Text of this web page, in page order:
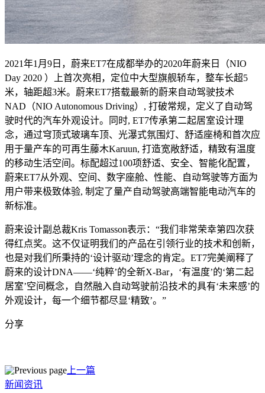
2021年1月9日，蔚来ET7在成都举办的2020年蔚来日（NIO
Day 2020 ）上首次亮相，定位中大型旗舰轿车，整车长超5
米，轴距超3米。蔚来ET7搭载最新的蔚来自动驾驶技术
NAD（NIO Autonomous Driving）, 打破常规，定义了自动驾
驶时代的汽车外观设计。同时, ET7传承第二起居室设计理
念，通过穹顶式玻璃车顶、光瀑式氛围灯、舒适座椅和首次应
用于量产车的可再生藤木Karuun, 打造宽敞舒适，精致有温度
的移动生活空间。标配超过100项舒适、安全、智能化配置，
蔚来ET7从外观、空间、数字座舱、性能、自动驾驶等方面为
用户带来极致体验, 制定了量产自动驾驶高端智能电动汽车的
新标准。
蔚来设计副总裁Kris Tomasson表示：“我们非常荣幸第四次获
得红点奖。这不仅证明我们的产品在引领行业的技术和创新，
也是对我们所秉持的‘设计驱动’理念的肯定。ET7完美阐释了
蔚来的设计DNA——‘纯粹’的全新X-Bar，‘有温度’的‘第二起
居室’空间概念，自然融入自动驾驶前沿技术的具有‘未来感’的
外观设计，每一个细节都尽显‘精致’。”
分享
上一篇
新闻资讯